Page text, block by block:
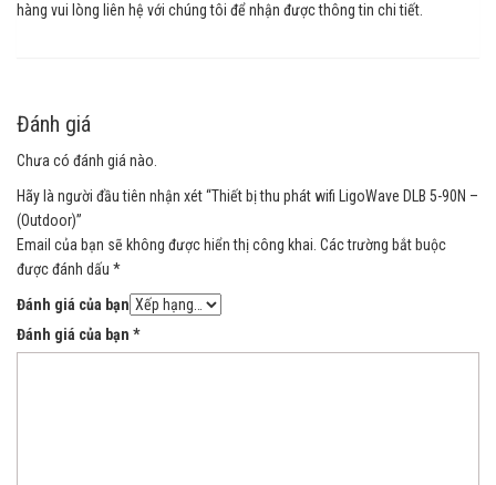
hàng vui lòng liên hệ với chúng tôi để nhận được thông tin chi tiết.
Đánh giá
Chưa có đánh giá nào.
Hãy là người đầu tiên nhận xét “Thiết bị thu phát wifi LigoWave DLB 5-90N –
(Outdoor)”
Email của bạn sẽ không được hiển thị công khai. Các trường bắt buộc
được đánh dấu *
Đánh giá của bạn
Đánh giá của bạn *